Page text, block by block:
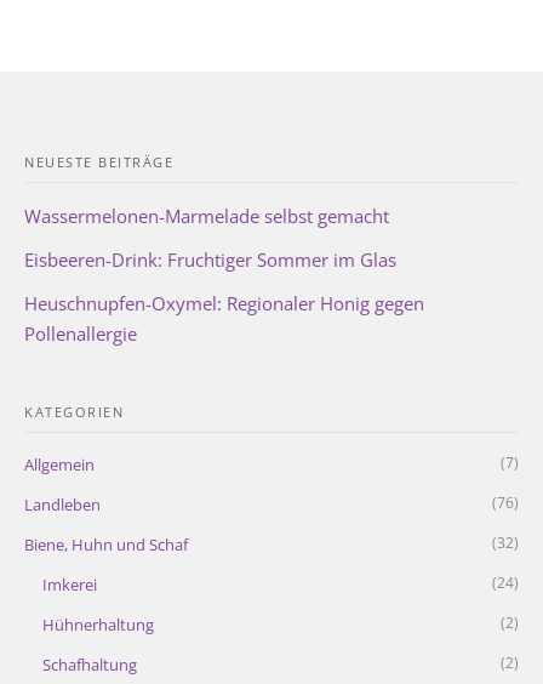
NEUESTE BEITRÄGE
Wassermelonen-Marmelade selbst gemacht
Eisbeeren-Drink: Fruchtiger Sommer im Glas
Heuschnupfen-Oxymel: Regionaler Honig gegen
Pollenallergie
KATEGORIEN
Allgemein (7)
Landleben (76)
Biene, Huhn und Schaf (32)
Imkerei (24)
Hühnerhaltung (2)
Schafhaltung (2)